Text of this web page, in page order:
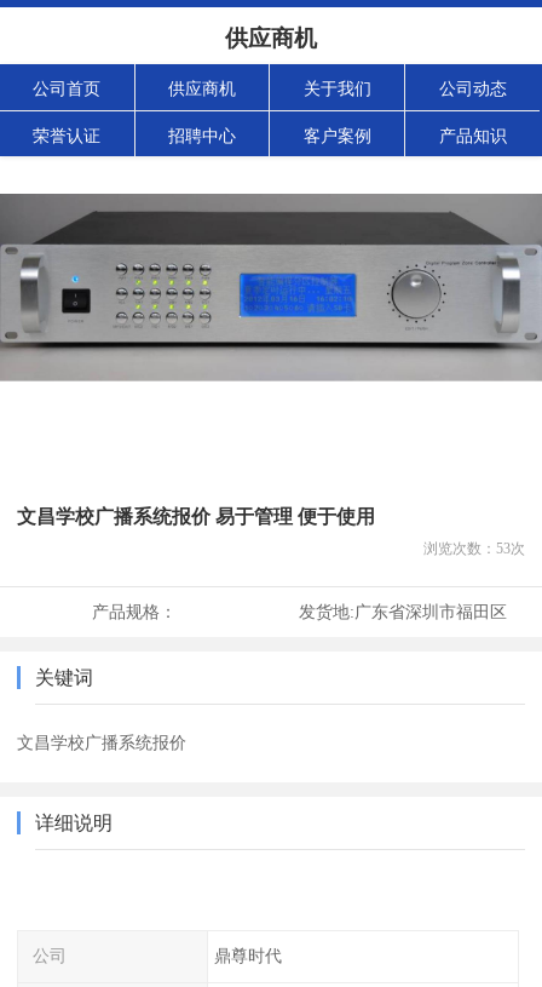
供应商机
公司首页 供应商机 关于我们 公司动态
荣誉认证 招聘中心 客户案例 产品知识
文昌学校广播系统报价 易于管理 便于使用
浏览次数： 53次
产品规格： 发货地:广东省深圳市福田区
关键词
文昌学校广播系统报价
详细说明
公司 鼎尊时代